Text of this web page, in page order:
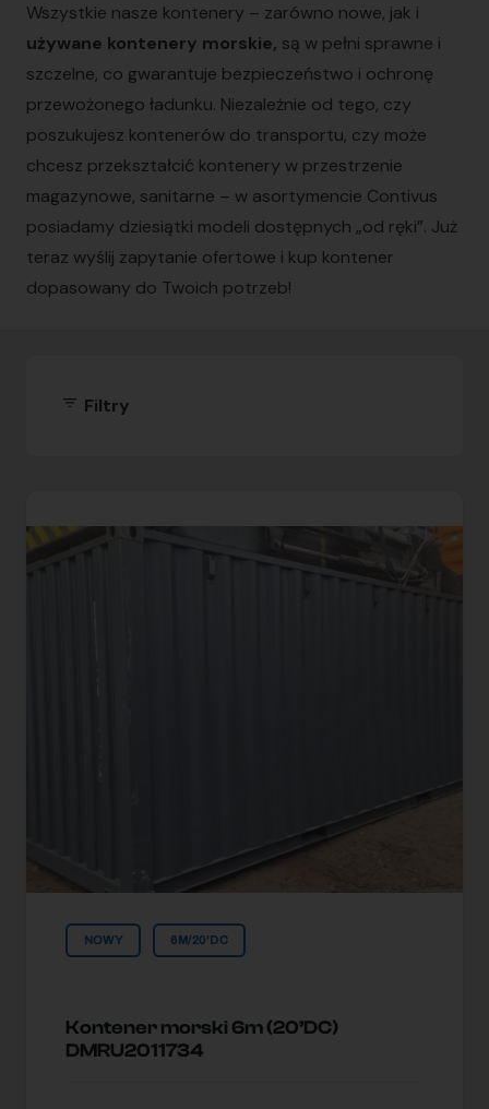
Wszystkie nasze kontenery – zarówno nowe, jak i
używane kontenery morskie, są w pełni sprawne i
szczelne, co gwarantuje bezpieczeństwo i ochronę
przewożonego ładunku. Niezależnie od tego, czy
poszukujesz kontenerów do transportu, czy może
chcesz przekształcić kontenery w przestrzenie
magazynowe, sanitarne – w asortymencie Contivus
posiadamy dziesiątki modeli dostępnych „od ręki”. Już
teraz wyślij zapytanie ofertowe i kup kontener
dopasowany do Twoich potrzeb!
filter_list Filtry
NOWY 6M/20'DC
Kontener morski 6m (20’DC)
DMRU2011734